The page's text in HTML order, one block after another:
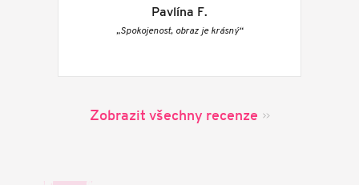
Pavlína F.
„Spokojenost, obraz je krásný“
Zobrazit všechny recenze